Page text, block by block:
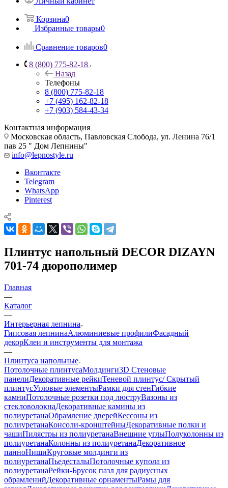
Корзина0
Избранные товары0
Сравнение товаров0
8 (800) 775-82-18
Назад
Телефоны
8 (800) 775-82-18
+7 (495) 162-82-18
+7 (903) 584-43-34
Контактная информация
Московская область, Павловская Слобода, ул. Ленина 76/1
пав 25 " Дом Лепнины"
info@lepnostyle.ru
Вконтакте
Telegram
WhatsApp
Pinterest
Плинтус напольный DECOR DIZAYN
701-74 дюрополимер
Главная
—
Каталог
—
Интерьерная лепнина
Гипсовая лепнинаАлюминиевые профилиФасадный
декорКлеи и инструменты для монтажа
—
Плинтуса напольные
Потолочные плинтусаМолдинги3D Стеновые
панелиДекоративные рейкиТеневой плинтус/ Скрытый
плинтусУгловые элементыРамки для стенГибкие
камниПотолочные розетки под люструВазоны из
стекловолокнаДекоративные камины из
полиуретанаОбрамление дверейКессоны из
полиуретанаКонсоли-кронштейныДекоративные полки и
чашиПилястры из полиуретанаВнешние углыПолуколонны из
полиуретанаКолонны из полиуретанаДекоративное
панноНишиКруговые молдинги из
полиуретанаПьедесталыПотолочные купола из
полиуретанаРейки-Брусок пазл для радиусных
обрамленийДекоративные орнаментыРамы для